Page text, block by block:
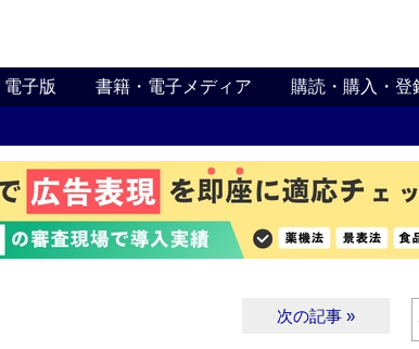
子版 書籍・電子メディア 購読・購入・登
次の記事 »